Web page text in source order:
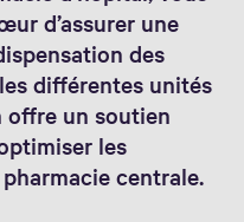
d’assurer une
des
différentes unités
offre un soutien
les
centrale.